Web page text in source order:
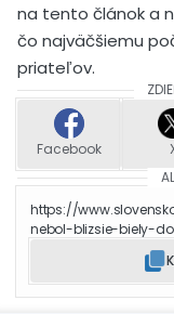
na tento článok a
čo najväčšiemu
priateľov.
Facebook
https://
nebol-blizsie-biely-